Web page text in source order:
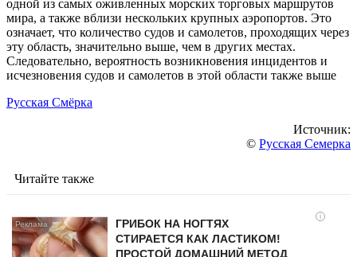
одной из самых оживленных морских торговых маршрутов
мира, а также вблизи нескольких крупных аэропортов. Это
означает, что количество судов и самолетов, проходящих через
эту область, значительно выше, чем в других местах.
Следовательно, вероятность возникновения инцидентов и
исчезновения судов и самолетов в этой области также выше
Русская Смёрка
Источник:
© Русская Семерка
Читайте также
i
ГРИБОК НА НОГТЯХ
СТИРАЕТСЯ КАК ЛАСТИКОМ!
ПРОСТОЙ ДОМАШНИЙ МЕТОД